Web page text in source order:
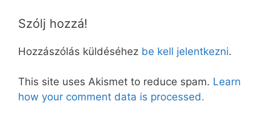
Szólj hozzá!
Hozzászólás küldéséhez be kell jelentkezni.
This site uses Akismet to reduce spam. Learn
how your comment data is processed.